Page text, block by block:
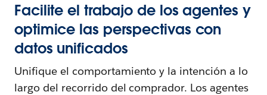
Facilite el trabajo de los agentes y
optimice las perspectivas con
datos unificados
Unifique el comportamiento y la intención a lo
largo del recorrido del comprador. Los agentes